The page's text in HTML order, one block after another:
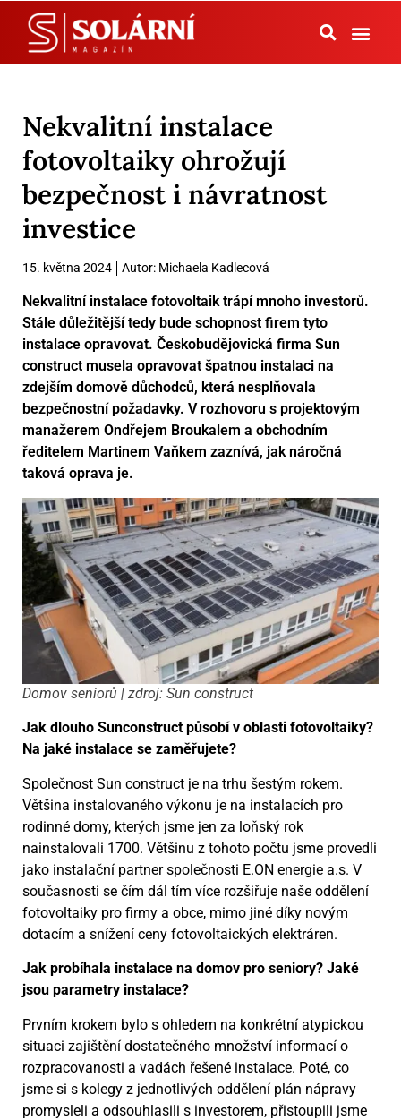
Nekvalitní instalace
fotovoltaiky ohrožují
bezpečnost i návratnost
investice
15. května 2024 Autor: Michaela Kadlecová
Nekvalitní instalace fotovoltaik trápí mnoho investorů.
Stále důležitější tedy bude schopnost firem tyto
instalace opravovat. Českobudějovická firma Sun
construct musela opravovat špatnou instalaci na
zdejším domově důchodců, která nesplňovala
bezpečnostní požadavky. V rozhovoru s projektovým
manažerem Ondřejem Broukalem a obchodním
ředitelem Martinem Vaňkem zaznívá, jak náročná
taková oprava je.
Domov seniorů | zdroj: Sun construct
Jak dlouho Sunconstruct působí v oblasti fotovoltaiky?
Na jaké instalace se zaměřujete?
Společnost Sun construct je na trhu šestým rokem.
Většina instalovaného výkonu je na instalacích pro
rodinné domy, kterých jsme jen za loňský rok
nainstalovali 1700. Většinu z tohoto počtu jsme provedli
jako instalační partner společnosti E.ON energie a.s. V
současnosti se čím dál tím více rozšiřuje naše oddělení
fotovoltaiky pro firmy a obce, mimo jiné díky novým
dotacím a snížení ceny fotovoltaických elektráren.
Jak probíhala instalace na domov pro seniory? Jaké
jsou parametry instalace?
Prvním krokem bylo s ohledem na konkrétní atypickou
situaci zajištění dostatečného množství informací o
rozpracovanosti a vadách řešené instalace. Poté, co
jsme si s kolegy z jednotlivých oddělení plán nápravy
promysleli a odsouhlasili s investorem, přistoupili jsme